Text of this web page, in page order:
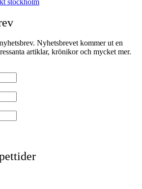
Nyhetsbrevet kommer ut en
artiklar, krönikor och mycket mer.